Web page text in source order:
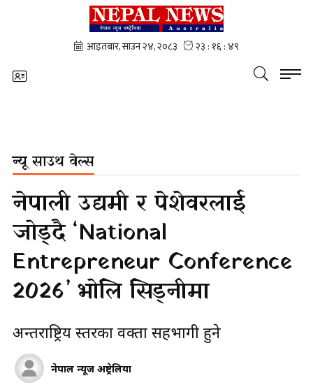
न्यू साउथ वेल्स
नेपाली उद्यमी र पेशेवरलाई
जोड्दै ‘National
Entrepreneur Conference
2026’ भोलि सिड्नीमा
अन्तर्राष्ट्रिय स्तरका वक्ता सहभागी हुने
नेपाल न्यूज अष्ट्रेलिया